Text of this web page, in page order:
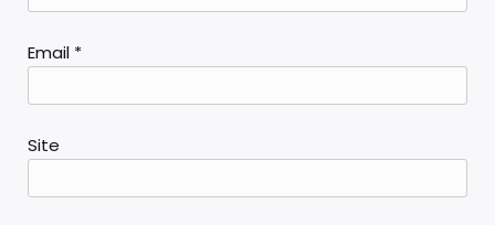
Email *
Site